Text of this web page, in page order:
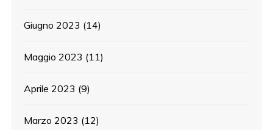
Giugno 2023 (14)
Maggio 2023 (11)
Aprile 2023 (9)
Marzo 2023 (12)